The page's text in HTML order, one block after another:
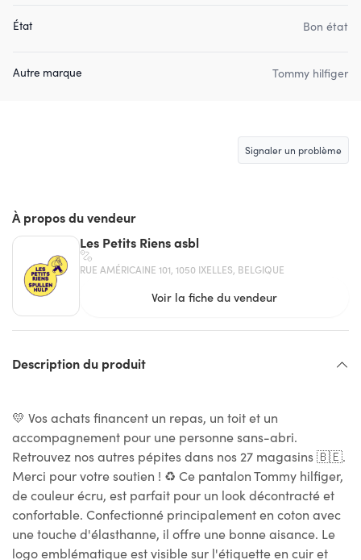
État Bon état
Autre marque Tommy hilfiger
Signaler un problème
À propos du vendeur
Les Petits Riens asbl
RUE AMÉRICAINE 101, 1050 IXELLES, BELGIQUE
Voir la fiche du vendeur
Description du produit
💛 Vos achats financent un repas, un toit et un
accompagnement pour une personne sans-abri.
Retrouvez nos autres pépites dans nos 27 magasins 🇧🇪.
Merci pour votre soutien ! ♻ Ce pantalon Tommy hilfiger,
de couleur écru, est parfait pour un look décontracté et
confortable. Confectionné principalement en coton avec
une touche d'élasthanne, il offre une bonne aisance. Le
logo emblématique est visible sur l'étiquette en cuir et